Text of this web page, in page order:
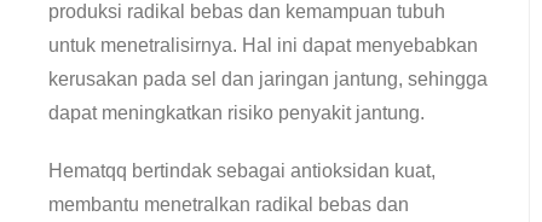
produksi radikal bebas dan kemampuan tubuh
untuk menetralisirnya. Hal ini dapat menyebabkan
kerusakan pada sel dan jaringan jantung, sehingga
dapat meningkatkan risiko penyakit jantung.
Hematqq bertindak sebagai antioksidan kuat,
membantu menetralkan radikal bebas dan